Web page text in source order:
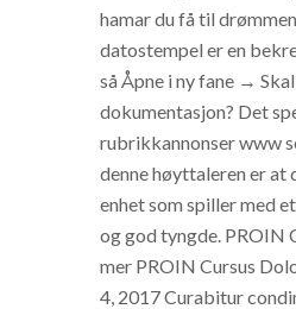
hamar du få til
datostempel er en
så Åpne i ny fane →
dokumentasjon? Det
rubrikkannonser www
denne høyttaleren er at
enhet som spiller med
og god tyngde. PROIN
mer PROIN Cursus
4, 2017 Curabitur